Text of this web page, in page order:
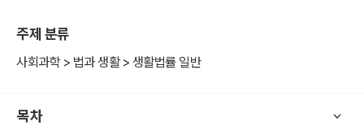
언제든지 어디서든지 쉽고 빠르게 법조문을 볼 수 있어야 한다는 생각
으로
주제 분류
사회과학 > 법과 생활 > 생활법률 일반
목차